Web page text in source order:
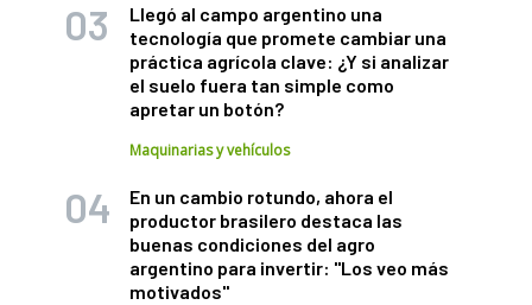
Llegó al campo argentino una
tecnología que promete cambiar una
práctica agrícola clave: ¿Y si analizar
el suelo fuera tan simple como
apretar un botón?
Maquinarias y vehículos
En un cambio rotundo, ahora el
productor brasilero destaca las
buenas condiciones del agro
argentino para invertir: "Los veo más
motivados"